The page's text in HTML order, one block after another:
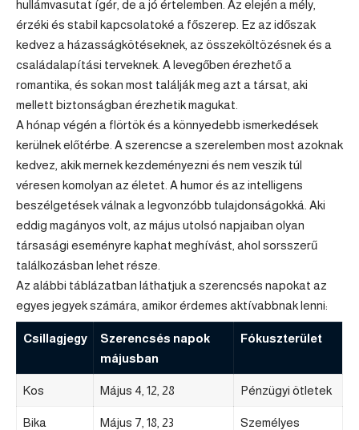
hullámvasutat ígér, de a jó értelemben. Az elején a mély,
érzéki és stabil kapcsolatoké a főszerep. Ez az időszak
kedvez a házasságkötéseknek, az összeköltözésnek és a
családalapítási terveknek. A levegőben érezhető a
romantika, és sokan most találják meg azt a társat, aki
mellett biztonságban érezhetik magukat.
A hónap végén a flörtök és a könnyedebb ismerkedések
kerülnek előtérbe. A szerencse a szerelemben most azoknak
kedvez, akik mernek kezdeményezni és nem veszik túl
véresen komolyan az életet. A humor és az intelligens
beszélgetések válnak a legvonzóbb tulajdonságokká. Aki
eddig magányos volt, az május utolsó napjaiban olyan
társasági eseményre kaphat meghívást, ahol sorsszerű
találkozásban lehet része.
Az alábbi táblázatban láthatjuk a szerencsés napokat az
egyes jegyek számára, amikor érdemes aktívabbnak lenni:
Csillagjegy
Szerencsés napok
májusban
Fókuszterület
Kos Május 4, 12, 28 Pénzügyi ötletek
Bika Május 7, 18, 23
Személyes